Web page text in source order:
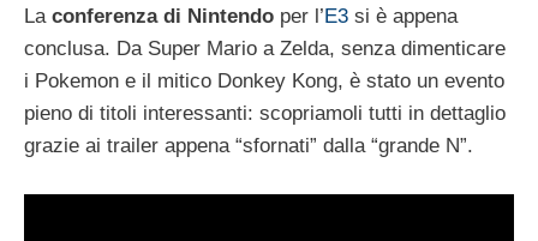
La conferenza di Nintendo per l’ E3 si è appena
conclusa. Da Super Mario a Zelda, senza dimenticare
i Pokemon e il mitico Donkey Kong, è stato un evento
pieno di titoli interessanti: scopriamoli tutti in dettaglio
grazie ai trailer appena “sfornati” dalla “grande N”.